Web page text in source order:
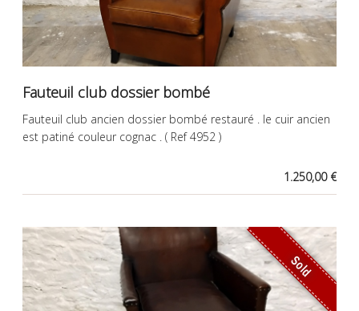
Fauteuil club dossier bombé
Fauteuil club ancien dossier bombé restauré . le cuir ancien
est patiné couleur cognac . ( Ref 4952 )
1.250,00 €
Sold